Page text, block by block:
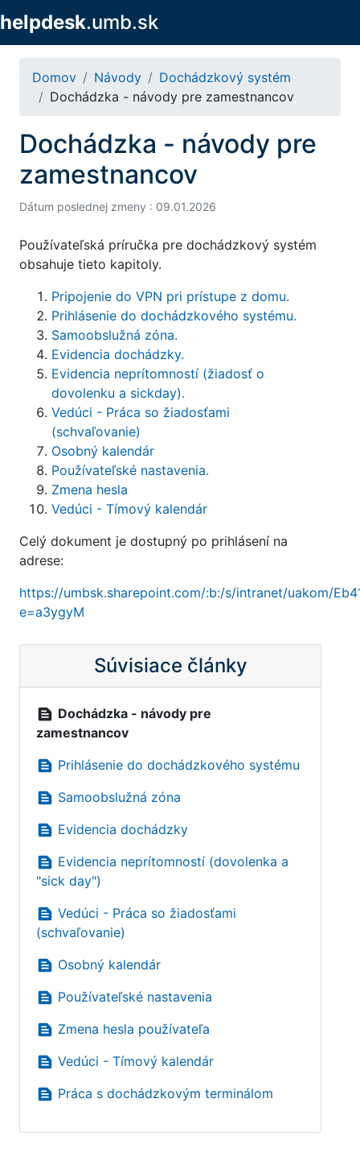
helpdesk.umb.sk
Domov Návody
Dochádzkový systém
Dochádzka - návody pre zamestnancov
Dochádzka - návody pre
zamestnancov
Dátum poslednej zmeny : 09.01.2026
Používateľská príručka pre dochádzkový systém
obsahuje tieto kapitoly.
Pripojenie do VPN pri prístupe z domu.
Prihlásenie do dochádzkového systému.
Samoobslužná zóna.
Evidencia dochádzky.
Evidencia neprítomností (žiadosť o
dovolenku a sickday).
Vedúci - Práca so žiadosťami
(schvaľovanie)
Osobný kalendár
Používateľské nastavenia.
Zmena hesla
Vedúci - Tímový kalendár
Celý dokument je dostupný po prihlásení na
adrese:
https://umbsk.sharepoint.com/:b:/s/intranet/uakom/
e=a3ygyM
Súvisiace články
text_snippet Dochádzka - návody pre
zamestnancov
text_snippet Prihlásenie do dochádzkového systému
text_snippet Samoobslužná zóna
text_snippet Evidencia dochádzky
text_snippet Evidencia neprítomností (dovolenka a
"sick day")
text_snippet Vedúci - Práca so žiadosťami
(schvaľovanie)
text_snippet Osobný kalendár
text_snippet Používateľské nastavenia
text_snippet Zmena hesla používateľa
text_snippet Vedúci - Tímový kalendár
text_snippet Práca s dochádzkovým terminálom